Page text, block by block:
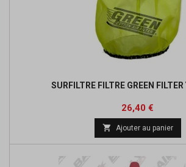
SURFILTRE FILTRE GREEN
Prix
26,40 €
base
 Ajouter au panier